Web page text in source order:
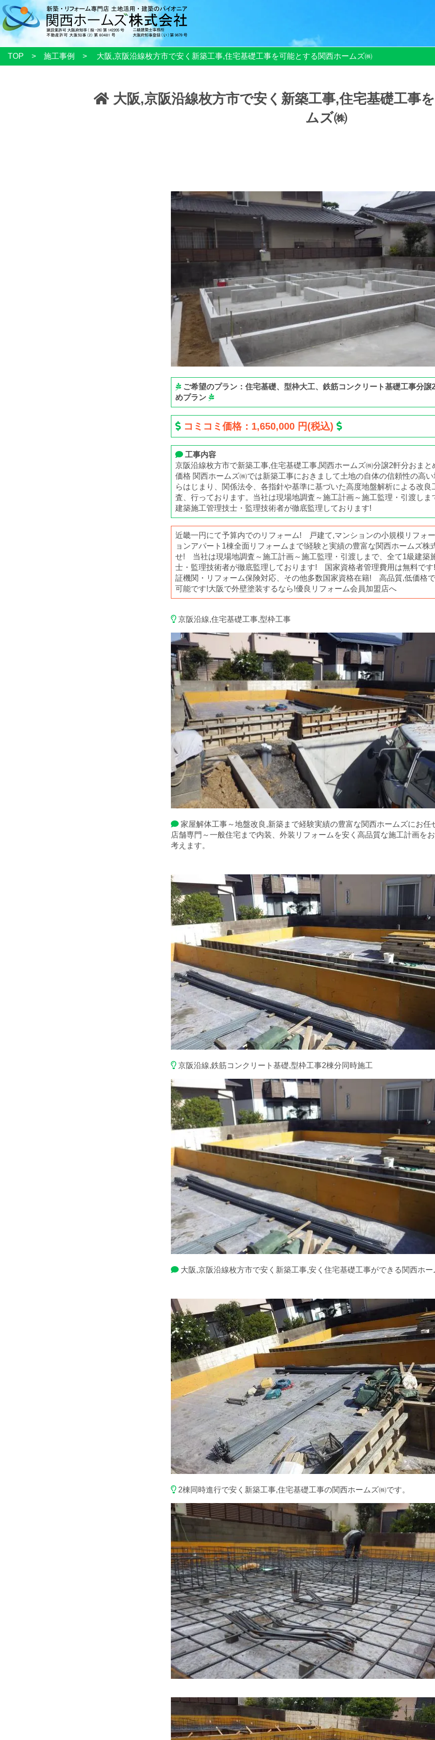
TOP 施工事例 大阪,京阪沿線枚方市で安く新築工事,住宅基礎工事を可能とする関西ホームズ㈱
大阪,京阪沿線枚方市で安く新築工事,住宅基礎工事
ムズ㈱
ご希望のプラン：住宅基礎、型枠大工、鉄筋コンクリート基礎工事分譲
めプラン
コミコミ価格：1,650,000 円(税込)
工事内容
京阪沿線枚方市で新築工事,住宅基礎工事,関西ホームズ㈱分譲2軒分おまと
価格 関西ホームズ㈱では新築工事におきまして土地の自体の信頼性の高
らはじまり、関係法令、各指針や基準に基づいた高度地盤解析による改良
査、行っております。当社は現場地調査～施工計画～施工監理・引渡しま
建築施工管理技士・監理技術者が徹底監理しております!
近畿一円にて予算内でのリフォーム! 戸建て,マンションの小規模リフォ
ョンアパート1棟全面リフォームまで!経験と実績の豊富な関西ホームズ株
せ! 当社は現場地調査～施工計画～施工監理・引渡しまで、全て1級建築
士・監理技術者が徹底監理しております! 国家資格者管理費用は無料で
証機関・リフォーム保険対応、その他多数国家資格在籍! 高品質,低価格
可能です!大阪で外壁塗装するなら!優良リフォーム会員加盟店へ
京阪沿線,住宅基礎工事,型枠工事
家屋解体工事～地盤改良,新築まで経験実績の豊富な関西ホームズにお任
店舗専門～一般住宅まで内装、外装リフォームを安く高品質な施工計画を
考えます。
京阪沿線,鉄筋コンクリート基礎,型枠工事2棟分同時施工
大阪,京阪沿線枚方市で安く新築工事,安く住宅基礎工事ができる関西ホー
2棟同時進行で安く新築工事,住宅基礎工事の関西ホームズ㈱です。